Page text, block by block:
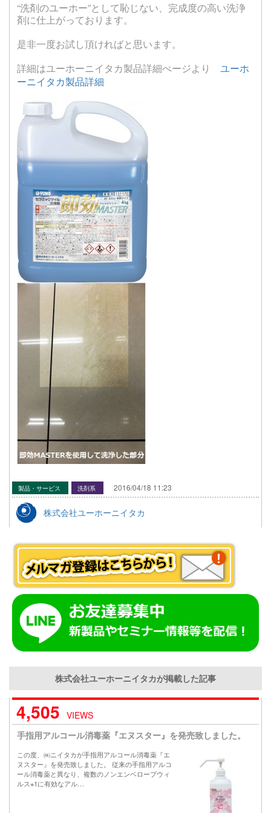
“洗剤のユーホー”として恥じない、完成度の高い洗浄
剤に仕上がっております。
是非一度お試し頂ければと思います。
詳細はユーホーニイタカ製品詳細ぺージより
ユーホ
ーニイタカ製品詳細
製品・サービス 洗剤系 2016/04/18 11:23
株式会社ユーホーニイタカ
株式会社ユーホーニイタカが掲載した記事
4,505 VIEWS
手指用アルコール消毒薬『エヌスター』を発売致しました。
この度、㈱ニイタカが手指用アルコール消毒薬『エ
ヌスター』を発売致しました。 従来の手指用アルコ
ール消毒薬と異なり、複数のノンエンベロープウィ
ルス※1に有効なアル…